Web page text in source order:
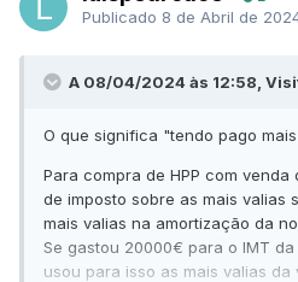
Publicado 8 de Abril de
A 08/04/2024 às 12:58,
O que significa "tendo pago
Para compra de HPP com venda
de imposto sobre as mais valias
mais valias na amortização da
Se gastou 20000€ para o IMT
usou para isso as mais valias